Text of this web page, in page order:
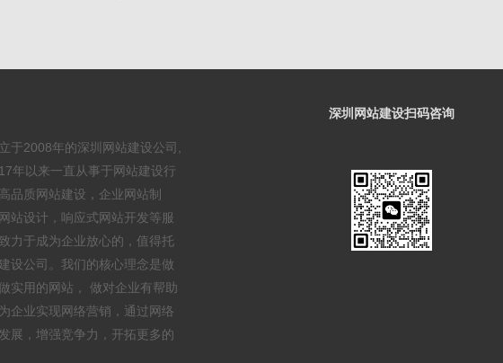
于2008年的深圳网站建设公司,
年以来一直从事于网站建设行
品质网站建设，企业网站制
站设计，响应式网站开发等服
力于成为企业放心的，值得托
设公司。我们的核心理念是做
实用的网站， 做对企业有帮助
企业实现网络营销，通过网络
展，增强竞争力，开拓更多的
深圳网站建设扫码咨询